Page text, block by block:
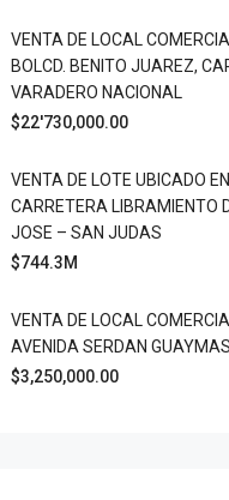
VENTA DE LOCAL
BOLCD. BENITO JUAREZ,
VARADERO NACIONAL
$22'730,000.00
VENTA DE LOTE UBICADO EN
CARRETERA LIBRAMIENTO
JOSE – SAN JUDAS
$744.3M
VENTA DE LOCAL
AVENIDA SERDAN
$3,250,000.00